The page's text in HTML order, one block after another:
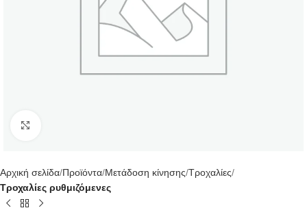
Αρχική σελίδα Προϊόντα Μετάδοση κίνησης Τροχαλίες
Τροχαλίες ρυθμιζόμενες